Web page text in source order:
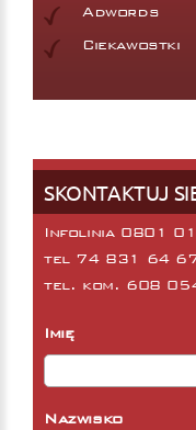
Adwords
Ciekawostki
SKONTAKTUJ
Infolinia 0801
tel 74 831 64
tel. kom. 608
Imię
Nazwisko